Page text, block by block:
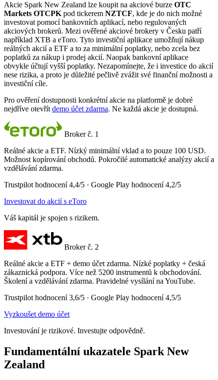
Akcie Spark New Zealand lze koupit na akciové burze OTC
Markets OTCPK pod tickerem NZTCF, kde je do nich možné
investovat pomocí bankovních aplikací, nebo regulovaných
akciových brokerů. Mezi ověřené akciové brokery v Česku patří
například XTB a eToro. Tyto investiční aplikace umožňují nákup
reálných akcií a ETF a to za minimální poplatky, nebo zcela bez
poplatků za nákup i prodej akcií. Naopak bankovní aplikace
obvykle účtují vyšší poplatky. Nezapomínejte, že i investice do akcií
nese rizika, a proto je důležité pečlivě zvážit své finanční možnosti a
investiční cíle.
Pro ověření dostupnosti konkrétní akcie na platformě je dobré
nejdříve otevřít demo účet zdarma. Ne každá akcie je dostupná.
Broker č. 1
Reálné akcie a ETF. Nízký minimální vklad a to pouze 100 USD.
Možnost kopírování obchodů. Pokročilé automatické analýzy akcií a
vzdělávání zdarma.
Trustpilot hodnocení 4,4/5 · Google Play hodnocení 4,2/5
Investovat do akcií s eToro
Váš kapitál je spojen s rizikem.
Broker č. 2
Reálné akcie a ETF + demo účet zdarma. Nízké poplatky + česká
zákaznická podpora. Více než 5200 instrumentů k obchodování.
Školení a vzdělávání zdarma. Pravidelné vysílání na YouTube.
Trustpilot hodnocení 3,6/5 · Google Play hodnocení 4,5/5
Vyzkoušet demo účet
Investování je rizikové. Investujte odpovědně.
Fundamentální ukazatele Spark New
Zealand